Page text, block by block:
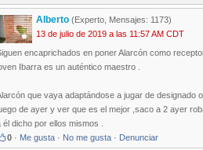
Alberto (Experto, Mensajes: 1173)
13 de julio de 2019 a las 11:57 AM CDT
encaprichados en poner Alarcón como
Ibarra es un auténtico maestro .
que vaya adaptándose a jugar de designado
de ayer y ver que es el mejor ,saco a 2 ayer
él dicho por ellos mismos .
0 · Me gusta · No me gusta · Denunciar